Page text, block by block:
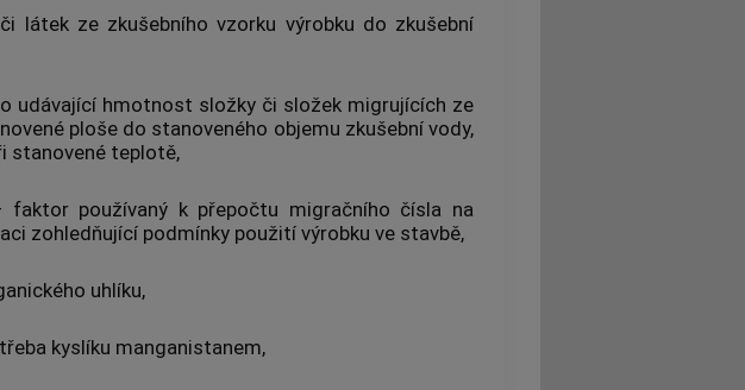
látek ze zkušebního vzorku výrobku do zkušební
udávající hmotnost složky či složek migrujících ze
ploše do stanoveného objemu zkušební vody,
stanovené teplotě,
faktor používaný k přepočtu migračního čísla na
zohledňující podmínky použitívýrobku ve stavbě,
uhlíku,
kyslíku manganistanem,